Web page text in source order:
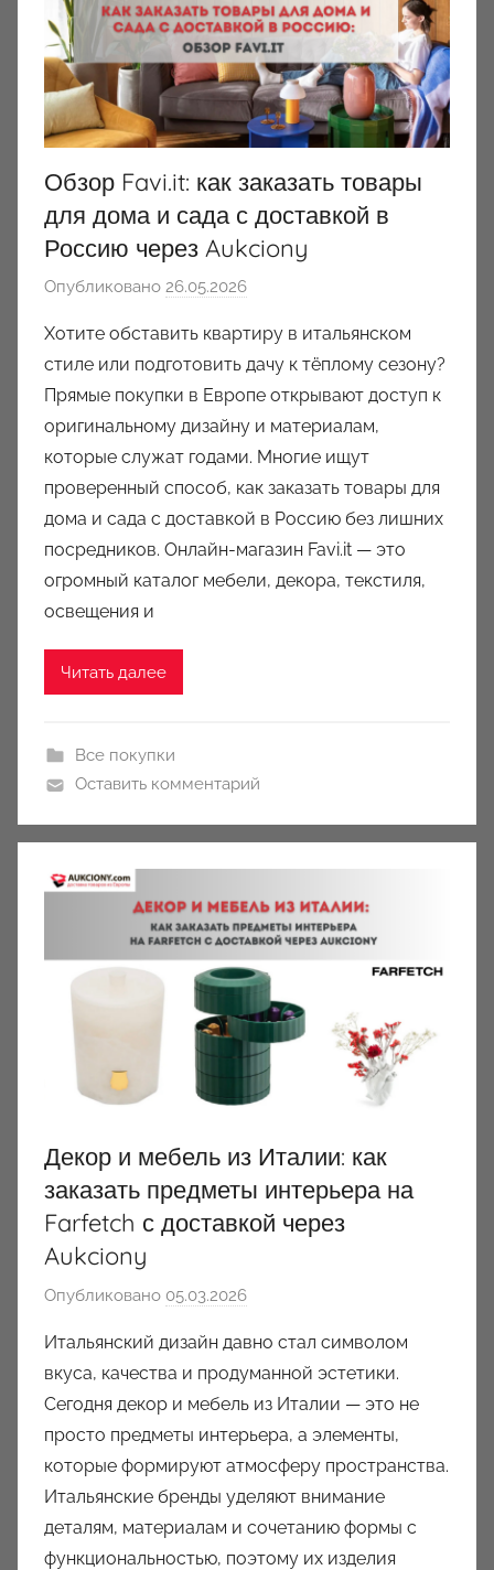
Обзор Favi.it: как заказать товары
для дома и сада с доставкой в
Россию через Aukciony
Опубликовано 26.05.2026
т
о
р
о
м
a
u
k
c
Хотите обставить квартиру в итальянском
стиле или подготовить дачу к тёплому сезону?
Прямые покупки в Европе открывают доступ к
оригинальному дизайну и материалам,
которые служат годами. Многие ищут
проверенный способ, как заказать товары для
дома и сада с доставкой в Россию без лишних
посредников. Онлайн-магазин Favi.it — это
огромный каталог мебели, декора, текстиля,
освещения и
Читать далее
Все покупки
Оставить комментарий
Декор и мебель из Италии: как
заказать предметы интерьера на
Farfetch с доставкой через
Aukciony
Опубликовано 05.03.2026
т
о
р
о
м
a
u
k
Итальянский дизайн давно стал символом
вкуса, качества и продуманной эстетики.
Сегодня декор и мебель из Италии — это не
просто предметы интерьера, а элементы,
которые формируют атмосферу пространства.
Итальянские бренды уделяют внимание
деталям, материалам и сочетанию формы с
функциональностью, поэтому их изделия